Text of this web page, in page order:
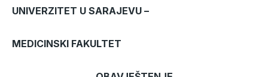
UNIVERZITET U SARAJEVU –
MEDICINSKI FAKULTET